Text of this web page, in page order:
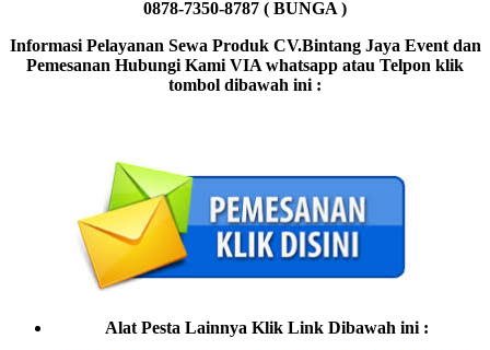
0878-7350-8787 ( BUNGA )
Informasi Pelayanan Sewa Produk CV.Bintang Jaya Event dan
Pemesanan Hubungi Kami VIA whatsapp atau Telpon klik
tombol dibawah ini :
Alat Pesta Lainnya Klik Link Dibawah ini :